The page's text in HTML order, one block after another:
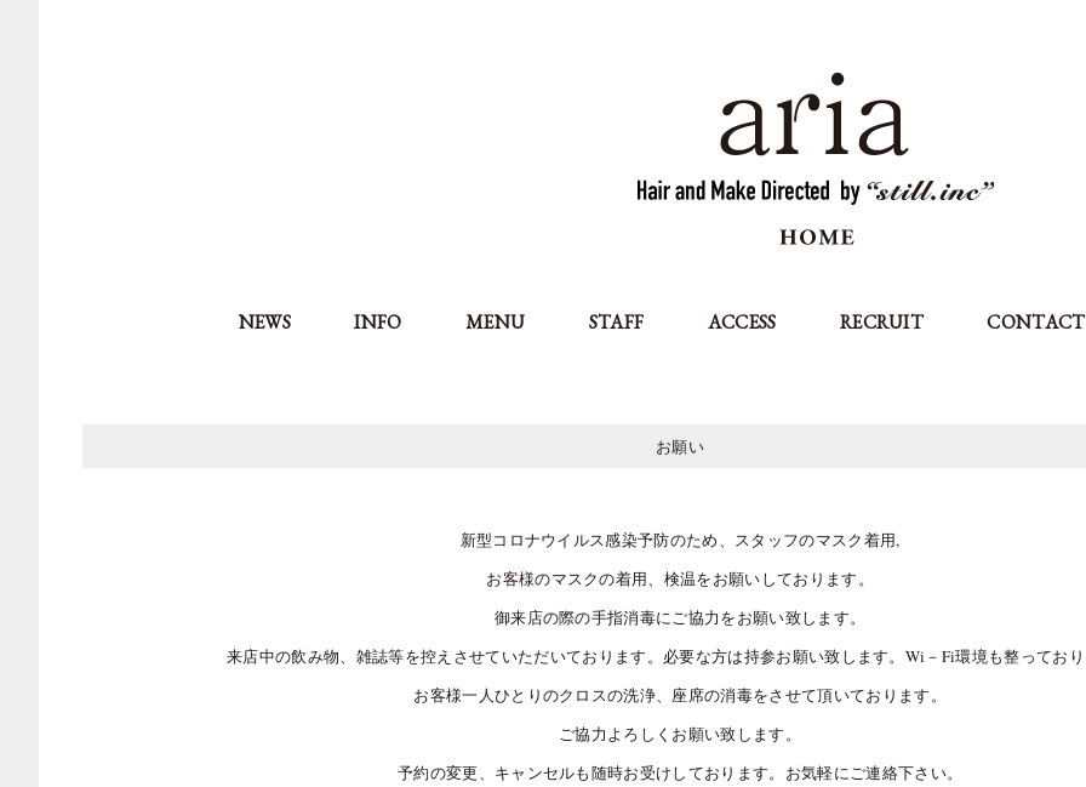
NEWS INFO MENU STAFF ACCESS RECRUIT CONTACT
お願い
新型コロナウイルス感染予防のため、スタッフのマスク着用,
お客様のマスクの着用、検温をお願いしております。
御来店の際の手指消毒にご協力をお願い致します。
来店中の飲み物、雑誌等を控えさせていただいております。必要な方は持参お願い致します。Wi－Fi環境も整ってお
お客様一人ひとりのクロスの洗浄、座席の消毒をさせて頂いております。
ご協力よろしくお願い致します。
予約の変更、キャンセルも随時お受けしております。お気軽にご連絡下さい。